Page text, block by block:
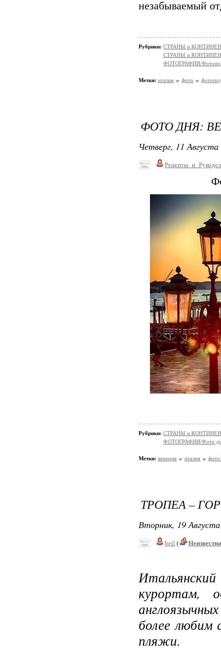
незабываемый
Рубрики: СТРАНЫ и
СТРАНЫ и
ФОТОГРАФИИ/
Метки: италия фото
ФОТО ДНЯ:
Четверг, 11
Рубрики: СТРАНЫ и
ФОТОГРАФИИ/Фото
Метки: венеция италия фото
ТРОПЕА –
Вторник, 19
beil (
курортам,
более любим
пляжи.